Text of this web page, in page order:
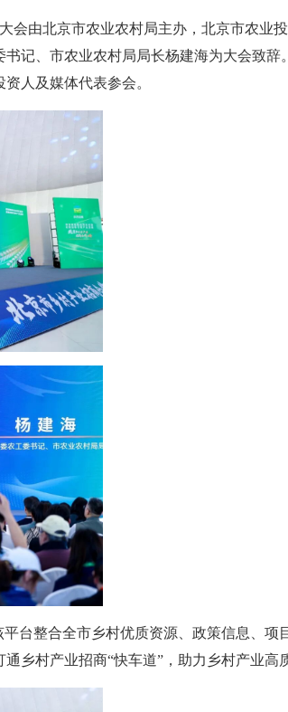
由北京市农业农村局主办，北京市农业
记、市农业农村局局长杨建海为大会致辞
人及媒体代表参会。
整合全市乡村优质资源、政策信息、项
乡村产业招商“快车道”，助力乡村产业高